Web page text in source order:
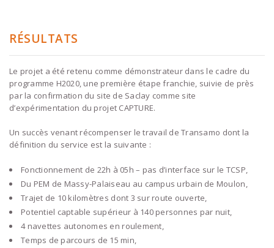
RÉSULTATS
Le projet a été retenu comme démonstrateur dans le cadre du
programme H2020, une première étape franchie, suivie de près
par la confirmation du site de Saclay comme site
d’expérimentation du projet CAPTURE.
Un succès venant récompenser le travail de Transamo dont la
définition du service est la suivante :
Fonctionnement de 22h à 05h – pas d’interface sur le TCSP,
Du PEM de Massy-Palaiseau au campus urbain de Moulon,
Trajet de 10 kilomètres dont 3 sur route ouverte,
Potentiel captable supérieur à 140 personnes par nuit,
4 navettes autonomes en roulement,
Temps de parcours de 15 min,